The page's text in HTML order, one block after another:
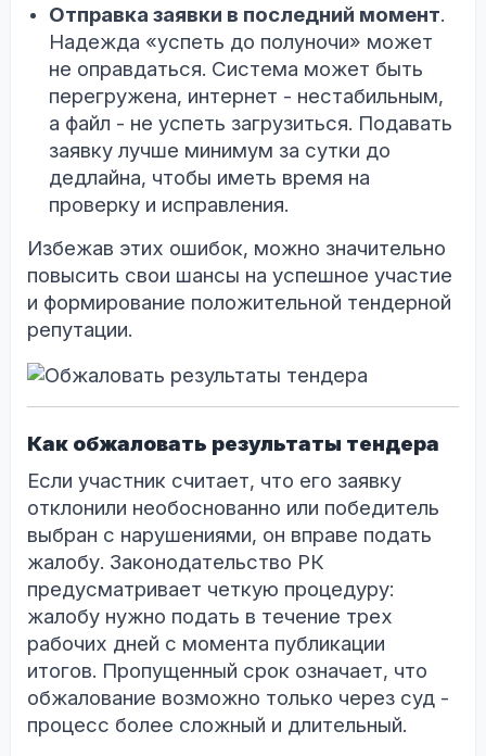
Отправка заявки в последний момент.
Надежда «успеть до полуночи» может
не оправдаться. Система может быть
перегружена, интернет - нестабильным,
а файл - не успеть загрузиться. Подавать
заявку лучше минимум за сутки до
дедлайна, чтобы иметь время на
проверку и исправления.
Избежав этих ошибок, можно значительно
повысить свои шансы на успешное участие
и формирование положительной тендерной
репутации.
Как обжаловать результаты тендера
Если участник считает, что его заявку
отклонили необоснованно или победитель
выбран с нарушениями, он вправе подать
жалобу. Законодательство РК
предусматривает четкую процедуру:
жалобу нужно подать в течение трех
рабочих дней с момента публикации
итогов. Пропущенный срок означает, что
обжалование возможно только через суд -
процесс более сложный и длительный.